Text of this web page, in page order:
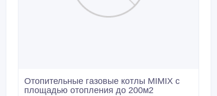
Отопительные газовые котлы MIMIX с
площадью отопления до 200м2